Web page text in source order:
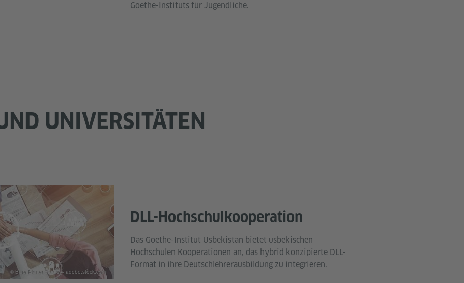
Goethe-Instituts für Jugendliche.
UNIVERSITÄTEN
DLL-Hochschulkooperation
Das Goethe-Institut Usbekistan bietet usbekischen
Hochschulen Kooperationen an, das hybrid konzipierte DLL-
Format in ihre Deutschlehrerausbildung zu integrieren.
© Blue Planet Studio – adobe.stock.com